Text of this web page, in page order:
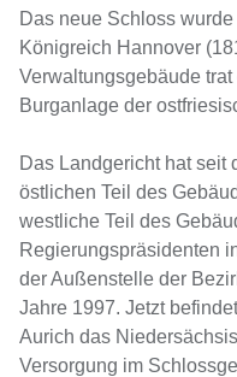
Das neue Schloss
Königreich Hannover
Verwaltungsgebäude
Burganlage der
Das Landgericht hat seit
östlichen Teil des
westliche Teil des
Regierungspräsidenten
der Außenstelle der
Jahre 1997. Jetzt
Aurich das
Versorgung im